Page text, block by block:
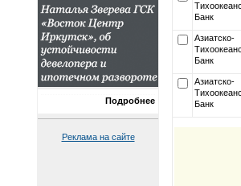
Подробнее
Реклама на сайте
Банк
Азиатско-
Банк
Азиатско-
Банк